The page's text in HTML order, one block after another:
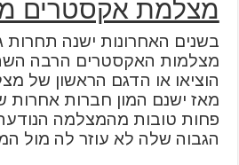
מצלמת אקסטרים
בשנים האחרונות ישנה תחרות
הוציאו או הדגם הראשון של
מאז ישנם המון חברות אחרות
פחות טובות מהמצלמה
הגבוה שלה לא עוזר לה מול